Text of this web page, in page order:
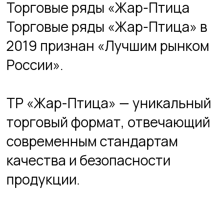
ТР «Жар-Птица» — уникальный
торговый формат, отвечающий
современным стандартам
качества и безопасности
продукции.
торговых точках представлены
свежие продукты со всех
уголков нашей страны.
Камчатские крабы, свежая
рыба, фермерское мясо и
восточные сладости и